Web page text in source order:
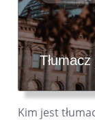
Kim jest